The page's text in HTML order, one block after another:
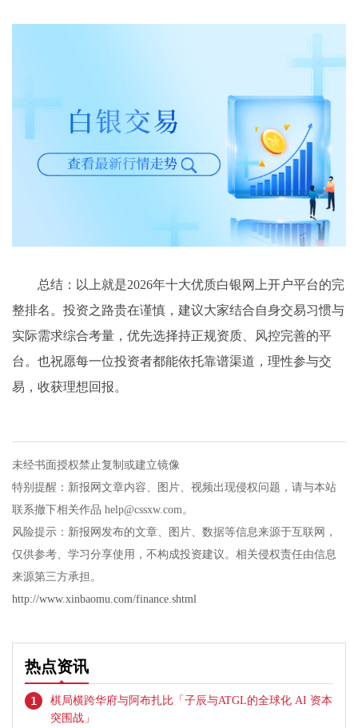
总结：以上就是2026年十大优质白银网上开户平台的完
整排名。投资之路贵在谨慎，建议大家结合自身交易习惯与
实际需求综合考量，优先选择持正规资质、风控完善的平
台。也祝愿每一位投资者都能依托靠谱渠道，理性参与交
易，收获理想回报。
未经书面授权禁止复制或建立镜像
特别提醒：新报网文章内容、图片、视频出现侵权问题，请与本站
联系撤下相关作品 help@cssxw.com。
风险提示：新报网发布的文章、图片、数据等信息来源于互联网，
仅供参考、学习分享使用，不构成投资建议。相关侵权责任由信息
来源第三方承担。
http://www.xinbaomu.com/finance.shtml
热点资讯
1
棋局横跨华府与阿布扎比「子辰与ATGL的全球化 AI 资本
突围战」